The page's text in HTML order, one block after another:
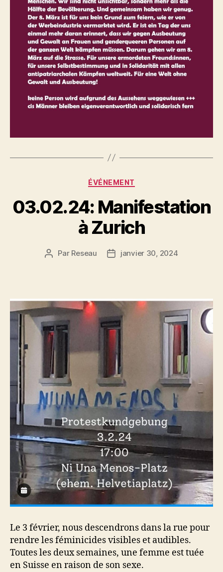
Catégories
ÉVÉNEMENT
03.02.24: Manifestation
à Zurich
Auteur
Par Reseau
Datejanvier 30, 2024
Le 3 février, nous descendrons dans la rue pour
rendre les féminicides visibles et audibles.
Toutes les deux semaines, une femme est tuée
en Suisse en raison de son sexe.